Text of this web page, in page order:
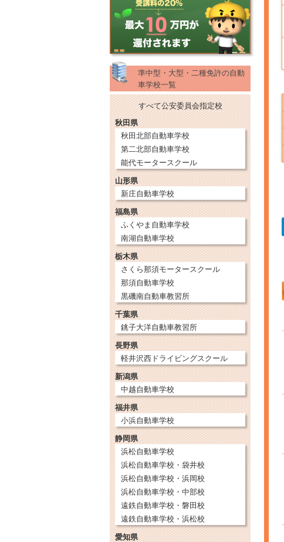
準中型・大型・二種免許の自動
車学校一覧
すべて公安委員会指定校
秋田県
秋田北部自動車学校
第二北部自動車学校
能代モータースクール
山形県
新庄自動車学校
福島県
ふくやま自動車学校
南湖自動車学校
栃木県
さくら那須モータースクール
那須自動車学校
黒磯南自動車教習所
千葉県
銚子大洋自動車教習所
長野県
軽井沢西ドライビングスクール
新潟県
中越自動車学校
福井県
小浜自動車学校
静岡県
浜松自動車学校
浜松自動車学校・袋井校
浜松自動車学校・浜岡校
浜松自動車学校・中部校
遠鉄自動車学校・磐田校
遠鉄自動車学校・浜松校
愛知県